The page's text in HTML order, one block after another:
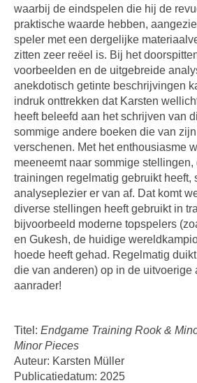
waarbij de eindspelen die hij de
praktische waarde hebben,
speler met een dergelijke
zitten zeer reëel is. Bij het
voorbeelden en de uitgebreide
anekdotisch getinte beschrijvingen
indruk onttrekken dat Karsten
heeft beleefd aan het schrijven van
sommige andere boeken die van
verschenen. Met het enthousiasme
meeneemt naar sommige
trainingen regelmatig gebruikt heeft,
analyseplezier er van af. Dat komt
diverse stellingen heeft gebruikt in
bijvoorbeeld moderne topspelers
en Gukesh, de huidige
hoede heeft gehad. Regelmatig
die van anderen) op in de uitvoerige
aanrader!
Titel: Endgame Training Rook &
Minor Pieces
Auteur: Karsten Müller
Publicatiedatum: 2025